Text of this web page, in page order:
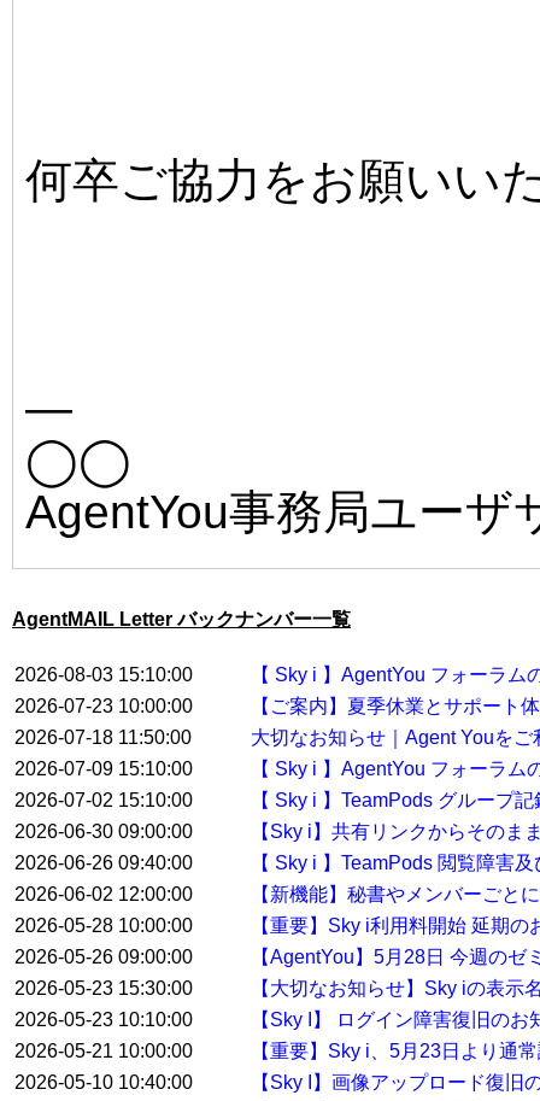
何卒ご協力をお願いい
—
◯◯
AgentYou事務局ユーザ
AgentMAIL Letter バックナンバー一覧
2026-08-03 15:10:00
【 Sky i 】AgentYou フォーラ
2026-07-23 10:00:00
【ご案内】夏季休業とサポート
2026-07-18 11:50:00
大切なお知らせ｜Agent Youを
2026-07-09 15:10:00
【 Sky i 】AgentYou フォーラ
2026-07-02 15:10:00
【 Sky i 】TeamPods グループ
2026-06-30 09:00:00
【Sky i】共有リンクからそのま
2026-06-26 09:40:00
【 Sky i 】TeamPods 閲覧障害
2026-06-02 12:00:00
【新機能】秘書やメンバーごと
2026-05-28 10:00:00
【重要】Sky i利用料開始 延期の
2026-05-26 09:00:00
【AgentYou】5月28日 今週の
2026-05-23 15:30:00
【大切なお知らせ】Sky iの表示
2026-05-23 10:10:00
【Sky I】 ログイン障害復旧のお
2026-05-21 10:00:00
【重要】Sky i、5月23日より通
2026-05-10 10:40:00
【Sky I】画像アップロード復旧